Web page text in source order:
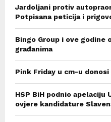
Jardoljani protiv
Potpisana peticija i
Bingo Group i ove godine
građanima
Pink Friday u cm-u
HSP BiH podnio apelaciju
ovjere kandidature